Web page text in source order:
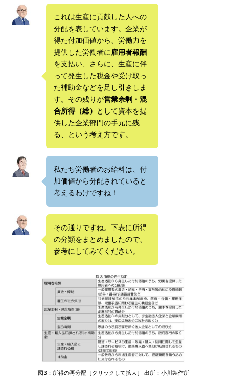
これは生産に貢献した人への
分配を表しています。企業が
得た付加価値から、労働力を
提供した労働者に 雇用者報酬
を支払い、さらに、生産に伴
って発生した税金や受け取っ
た補助金などを足し引きしま
す。その残りが営業余剰・混
合所得（総）
として資本を提
供した企業部門の手元に残
る、という考え方です。
私たち労働者のお給料は、付
加価値から分配されていると
考えるわけですね！
その通りですね。下表に所得
の分類をまとめましたので、
参考にしてみてください。
図3：所得の再分配［クリックして拡大］ 出所：小川製作所